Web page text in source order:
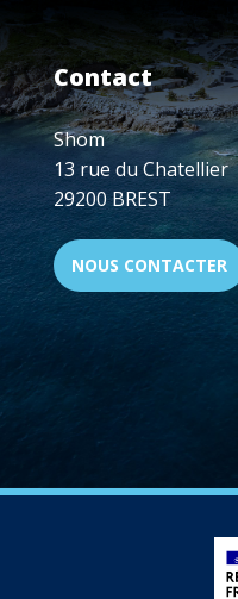
Contact
Shom
13 rue du Chatellier
29200 BREST
NOUS CONTACTER